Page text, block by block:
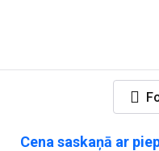
Cena saskaņā ar